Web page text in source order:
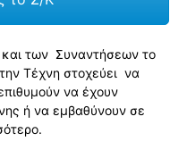
των Συναντήσεων το
Τέχνη στοχεύει να
να έχουν
ή να εμβαθύνουν σε